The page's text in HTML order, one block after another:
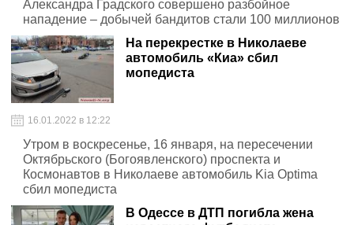
Александра Градского совершено разбойное
нападение – добычей бандитов стали 100 миллионов
На перекрестке в Николаеве
автомобиль «Киа» сбил
мопедиста
16.01.2022 в 12:22
Утром в воскресенье, 16 января, на пересечении
Октябрьского (Богоявленского) проспекта и
Космонавтов в Николаеве автомобиль Kia Optima
сбил мопедиста
В Одессе в ДТП погибла жена